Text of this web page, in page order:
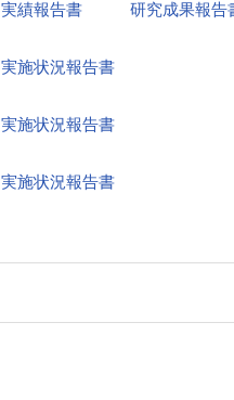
実績報告書 研究成果報告
実施状況報告書
実施状況報告書
実施状況報告書